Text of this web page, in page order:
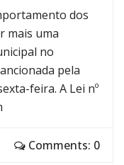
dos
mais uma
no
pela
feira. A Lei nº
Comments: 0